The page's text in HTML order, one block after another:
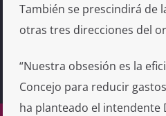
También se prescindirá de
otras tres direcciones del
“Nuestra obsesión es la
Concejo para reducir
ha planteado el intendente